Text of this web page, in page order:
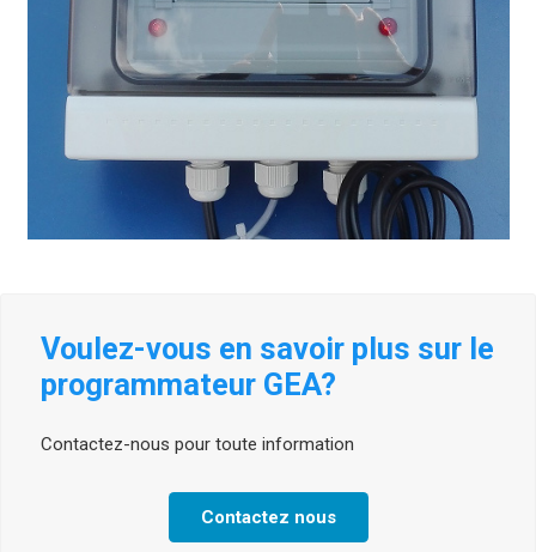
Voulez-vous en savoir plus sur le
programmateur GEA?
Contactez-nous pour toute information
Contactez nous